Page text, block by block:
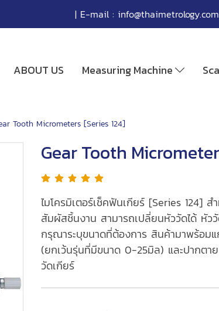
| E-mail : info@thaimetrology.com
ABOUT US Measuring Machine
Tooth Micrometers [Series 124]
Gear Tooth
ไมโครมิเตอร์เช็คฟันเกียร์ [Series 124]
สัมผัสชิ้นงาน สามารถเปลี่ยนหัววัดได้ หัว
กรุณาระบุขนาดที่ต้องการ สินค้ามาพร้อม
(ยกเว้นรุ่นที่มีขนาด 0-25มิล) และปากตา
วัดเกียร์